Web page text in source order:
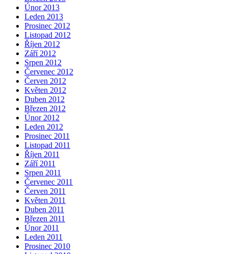
Únor 2013
Leden 2013
Prosinec 2012
Listopad 2012
Říjen 2012
Září 2012
Srpen 2012
Červenec 2012
Červen 2012
Květen 2012
Duben 2012
Březen 2012
Únor 2012
Leden 2012
Prosinec 2011
Listopad 2011
Říjen 2011
Září 2011
Srpen 2011
Červenec 2011
Červen 2011
Květen 2011
Duben 2011
Březen 2011
Únor 2011
Leden 2011
Prosinec 2010